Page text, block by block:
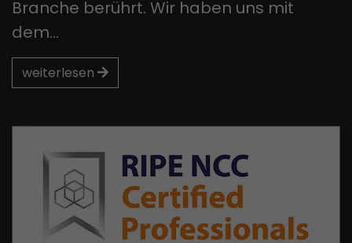
Branche berührt. Wir haben uns mit
dem…
weiterlesen